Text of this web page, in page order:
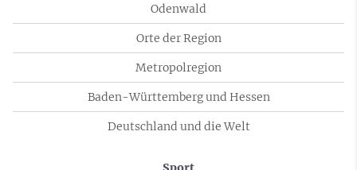
Odenwald
Orte der Region
Metropolregion
Baden-Württemberg und Hessen
Deutschland und die Welt